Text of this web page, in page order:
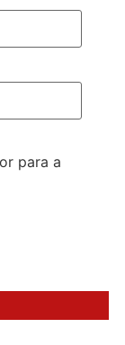
para a